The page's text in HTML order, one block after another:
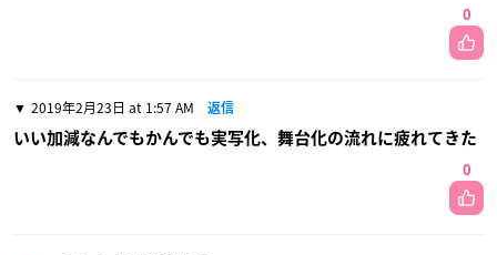
0
2019年2月23日 at 1:57 AM 返信
いい加減なんでもかんでも実写化、舞台化の流れに疲れてきた
0